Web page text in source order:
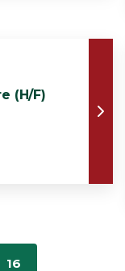
(H/F)
16